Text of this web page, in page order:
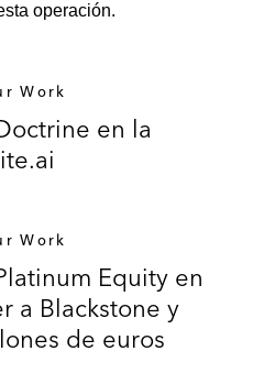
operación.
Work
en la
Work
Equity en
a Blackstone y
de euros